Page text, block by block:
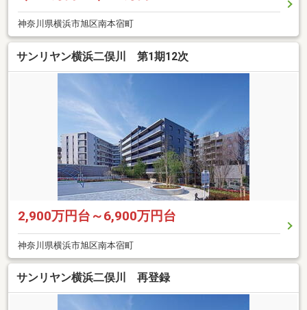
神奈川県横浜市旭区南本宿町
サンリヤン横浜二俣川 第1期12次
2,900万円台～6,900万円台
神奈川県横浜市旭区南本宿町
サンリヤン横浜二俣川 再登録